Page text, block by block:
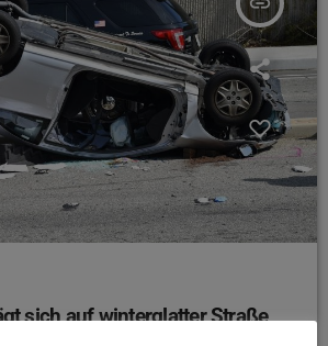
sich auf winterglatter Straße